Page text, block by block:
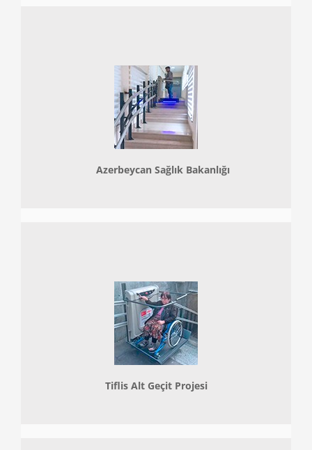
Azerbeycan Sağlık Bakanlığı
Tiflis Alt Geçit Projesi